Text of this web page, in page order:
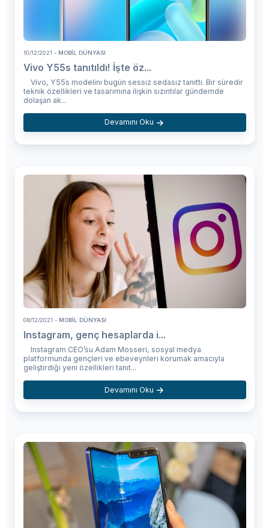
10/12/2021 - MOBIL DÜNYASI
Vivo Y55s tanıtıldı! İşte öz...
Vivo, Y55s modelini bugün sessiz sedasız tanıttı. Bir süredir
teknik özellikleri ve tasarımına ilişkin sızıntılar gündemde
dolaşan ak...
Devamını Oku
08/12/2021 - MOBIL DÜNYASI
Instagram, genç hesaplarda i...
Instagram CEO’su Adam Mosseri, sosyal medya
platformunda gençleri ve ebeveynleri korumak amacıyla
geliştirdiği yeni özellikleri tanıt...
Devamını Oku